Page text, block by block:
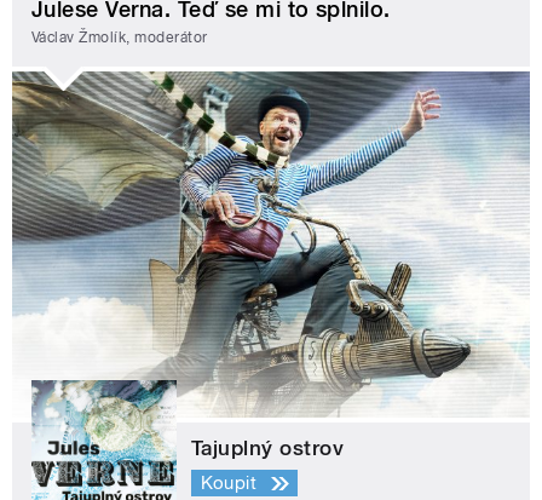
Julese Verna. Teď se mi to splnilo.
Václav Žmolík, moderátor
Tajuplný ostrov
Koupit